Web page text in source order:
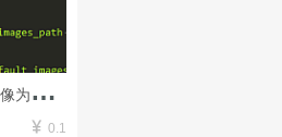
w
ordpress自动调用文章当中的图像为特色图像,如果文章没有图像则自动随机调用指定目录当中的图像作为特色图像的代码.(亲测可用)
 0.1